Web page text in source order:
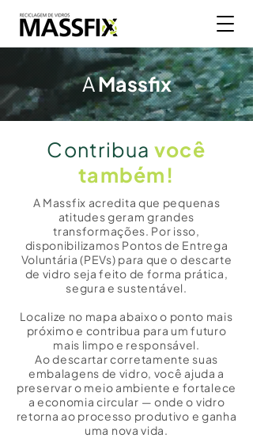
AMassfix
Contribua você
também!
A Massfix acredita que pequenas
atitudes geram grandes
transformações. Por isso,
disponibilizamos Pontos de Entrega
Voluntária (PEVs) para que o descarte
de vidro seja feito de forma prática,
segura e sustentável.
Localize no mapa abaixo o ponto mais
próximo e contribua para um futuro
mais limpo e responsável.
Ao descartar corretamente suas
embalagens de vidro, você ajuda a
preservar o meio ambiente e fortalece
a economia circular — onde o vidro
retorna ao processo produtivo e ganha
uma nova vida.